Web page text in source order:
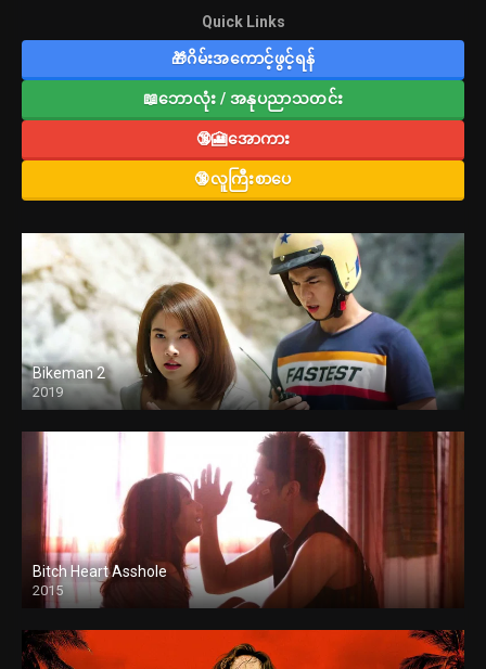
Quick Links
🎁ဂိမ်းအကောင့်ဖွင့်ရန်
📖ဘောလုံး / အနုပညာသတင်း
🔞🎦အောကား
🔞လူကြီးစာပေ
Bikeman 2
2019
Bitch Heart Asshole
2015